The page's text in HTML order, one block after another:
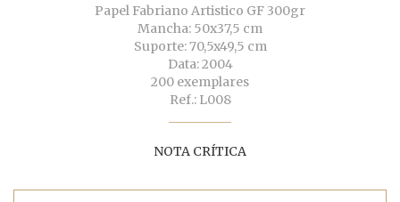
Papel Fabriano Artistico GF 300gr
Mancha: 50x37,5 cm
Suporte: 70,5x49,5 cm
Data: 2004
200 exemplares
Ref.: L008
NOTA CRÍTICA